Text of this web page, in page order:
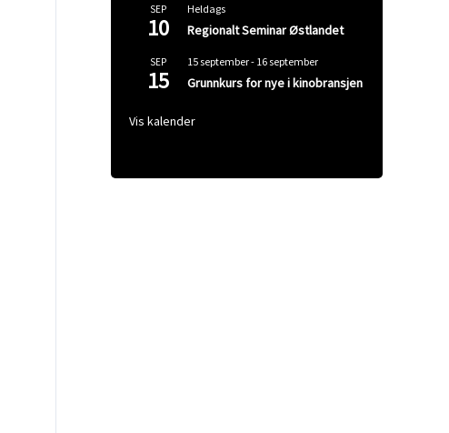
SEP
10
Heldags
Regionalt Seminar Østlandet
SEP
15
15 september- 16 september
Grunnkurs for nye i kinobransjen
Vis kalender